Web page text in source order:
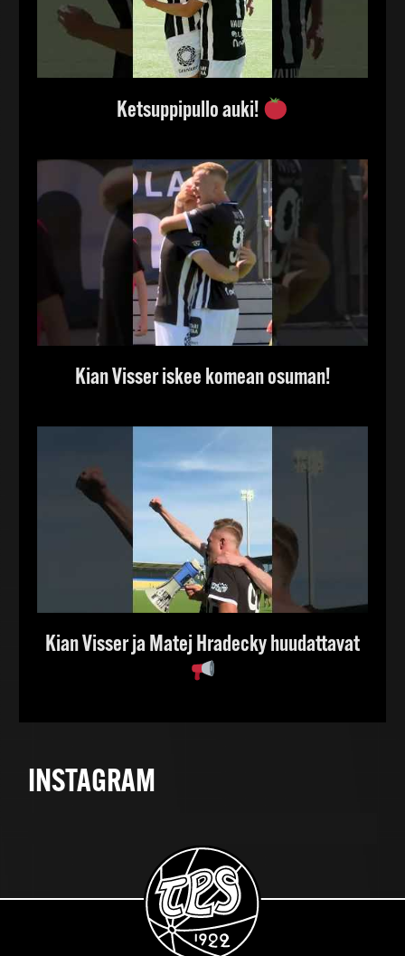
Ketsuppipullo auki!
Kian Visser iskee komean osuman!
Kian Visser ja Matej Hradecky huudattavat
INSTAGRAM